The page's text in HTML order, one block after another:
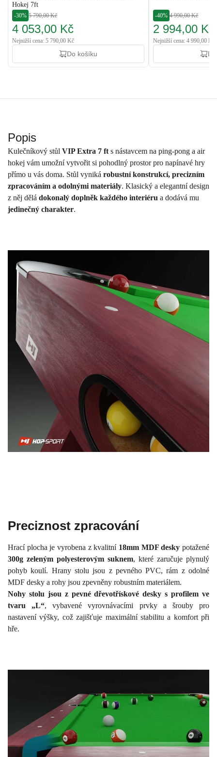
Hokej 7ft
-30% 5 790,00 Kč
4 053,00 Kč
Nejnižší cena: 5 790,00 Kč
Do košíku
-40% 4 990,00 Kč
2 994,00 Kč
Nejnižší cena: 4 990,00 Kč
Popis
Kulečníkový stůl VIP Extra 7 ft s nástavcem na ping-pong a air
hokej vám umožní vytvořit si pohodlný prostor pro napínavé hry
přímo u vás doma. Stůl vyniká robustní konstrukcí, precizním
zpracováním a odolnými materiály. Klasický a elegantní design
z něj dělá dokonalý doplněk každého interiéru a dodává mu
jedinečný charakter.
Preciznost zpracování
Hrací plocha je vyrobena z kvalitní 18mm MDF desky potažené
300g zeleným polyesterovým suknem, které zaručuje plynulý
pohyb koulí. Hrany stolu jsou z pevného PVC, rám z odolné
MDF desky a rohy jsou zpevněny robustním materiálem.
Nohy stolu jsou z pevné dřevotřískové desky s profilem ve
tvaru „L“, vybavené vyrovnávacími prvky a šrouby pro
nastavení výšky, což zajišťuje maximální stabilitu a komfort při
hře.